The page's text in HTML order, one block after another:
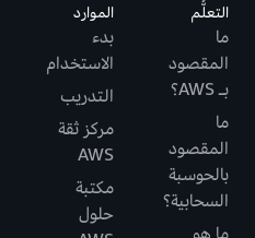
التعلُّم
ما
المقصود
بـ AWS؟
ما
المقصود
بالحوسبة
السحابية؟
الموارد
بدء
الاستخدام
التدريب
مركز ثقة
AWS
مكتبة
حلول